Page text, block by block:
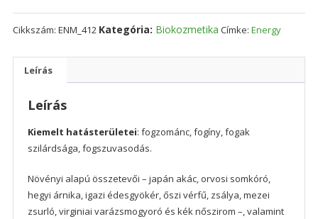
Cikkszám: ENM_412 Kategória: Biokozmetika Címke: Energy
Leírás
Leírás
Kiemelt hatásterületei: fogzománc, fogíny, fogak
szilárdsága, fogszuvasodás.
Növényi alapú összetevői – japán akác, orvosi somkóró,
hegyi árnika, igazi édesgyökér, őszi vérfű, zsálya, mezei
zsurló, virginiai varázsmogyoró és kék nőszirom –, valamint